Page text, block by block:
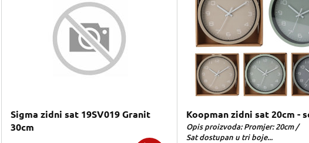
Sigma zidni sat 19SV019 Granit
30cm
Koopman zidni sat 20cm -
Opis proizvoda: Promjer: 20cm /
Sat dostupan u tri boje...